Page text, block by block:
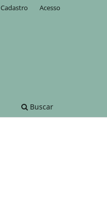
Buscar
Cadastro Acesso